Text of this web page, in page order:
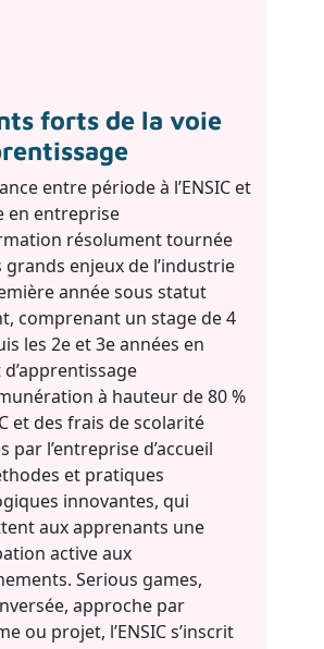
forts de la voie
entre période à l’ENSIC et
en entreprise
résolument tournée
grands enjeux de l’industrie
année sous statut
comprenant un stage de 4
les 2e et 3e années en
à hauteur de 80 %
et des frais de scolarité
par l’entreprise d’accueil
et pratiques
innovantes, qui
aux apprenants une
active aux
Serious games,
approche par
ou projet, l’ENSIC s’inscrit